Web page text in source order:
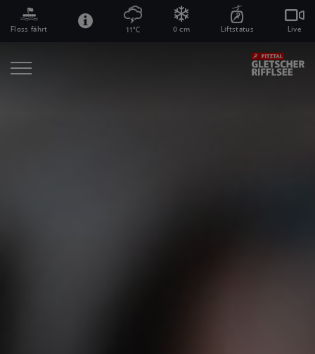
Floss fährt 11°C 0 cm Liftstatus Live